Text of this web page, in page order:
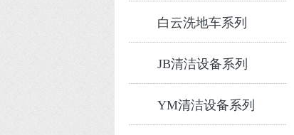
白云洗地车系列
JB清洁设备系列
YM清洁设备系列